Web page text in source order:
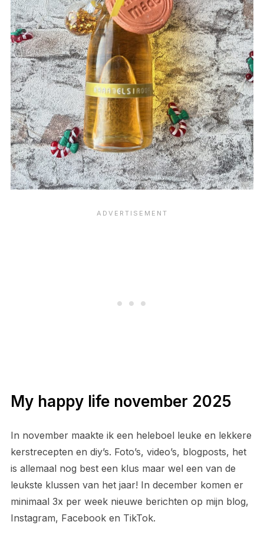
My happy life november 2025
In november maakte ik een heleboel leuke en lekkere
kerstrecepten en diy’s. Foto’s, video’s, blogposts, het
is allemaal nog best een klus maar wel een van de
leukste klussen van het jaar! In december komen er
minimaal 3x per week nieuwe berichten op mijn blog,
Instagram, Facebook en TikTok.